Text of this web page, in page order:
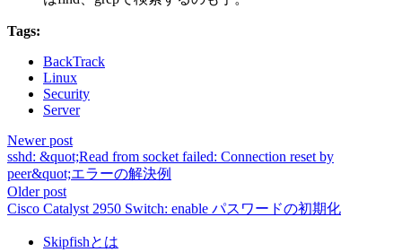
Tags:
BackTrack
Linux
Security
Server
Newer post
sshd: &quot;Read from socket failed: Connection reset by
peer&quot;エラーの解決例
Older post
Cisco Catalyst 2950 Switch: enable パスワードの初期化
Skipfishとは